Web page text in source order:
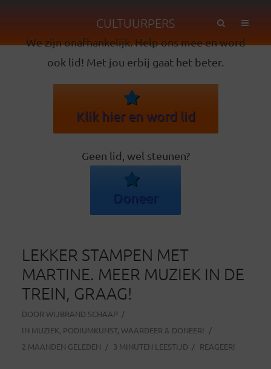
CULTUURPERS
We zijn onafhankelijk. Help ons mee en word
ook lid! Met jou erbij gaat het beter.
Klik hier en word lid
Geen lid, wel steunen?
Doneer
LEKKER STAMPEN MET
MARTINE. MEER MUZIEK IN DE
TREIN, GRAAG!
DOOR WIJBRAND SCHAAP
IN MUZIEK, PODIUMKUNST, WAARDEER & DONEER!
2 MAANDEN GELEDEN
3 MINUTEN LEESTIJD REAGEER!